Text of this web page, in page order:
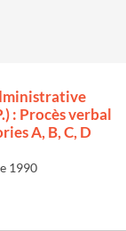
: Procès verbal
A, B, C, D
1990